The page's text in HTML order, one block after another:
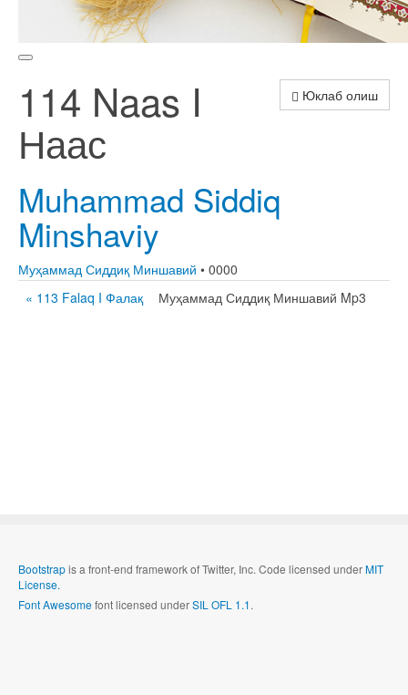
Юклаб олиш
114 Naas I
Наас
Muhammad Siddiq
Minshaviy
Муҳаммад Сиддиқ Миншавий • 0000
« 113 Falaq I Фалақ
Муҳаммад Сиддиқ Миншавий Mp3
Bootstrapis a front-end framework of Twitter, Inc. Code licensed underMIT
License.
Font Awesomefont licensed underSIL OFL 1.1.